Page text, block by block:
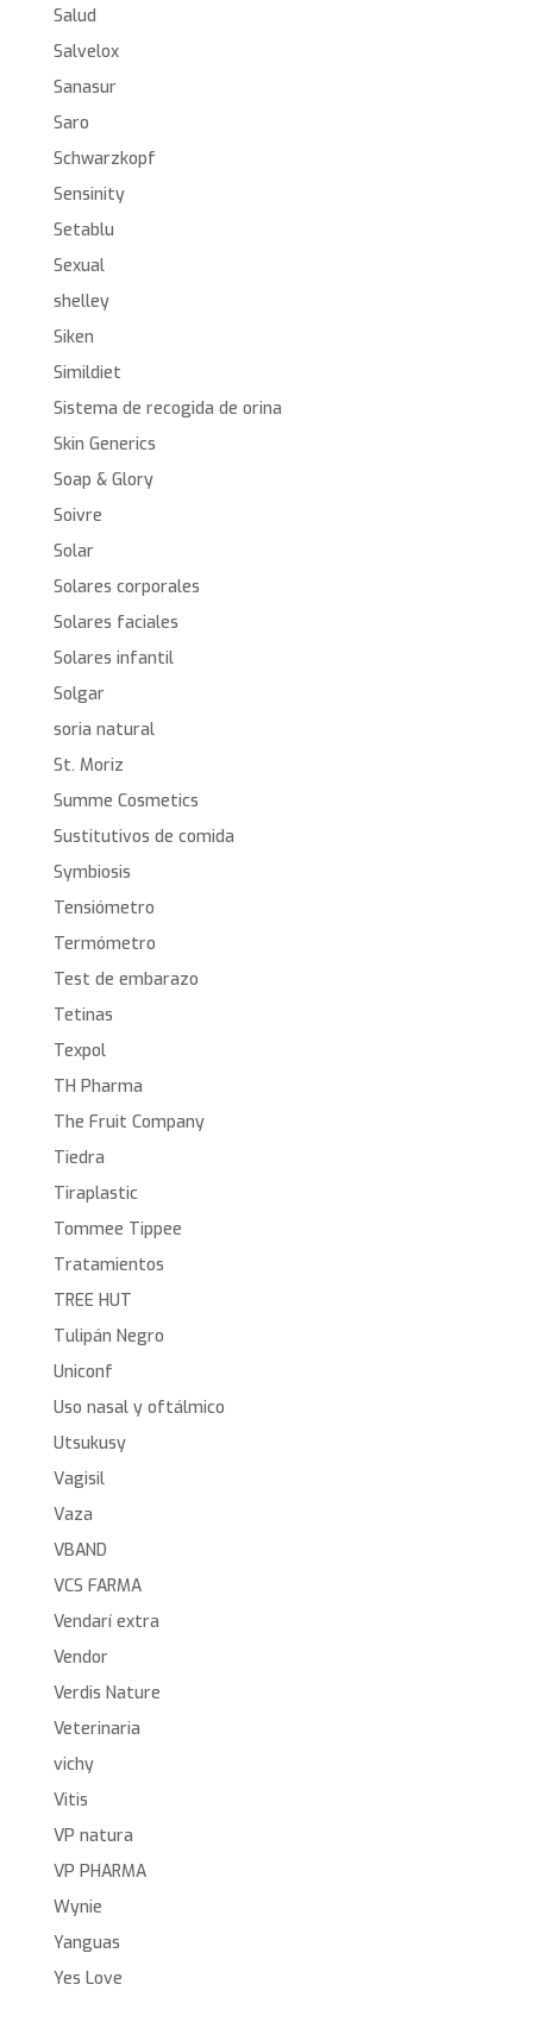
Salud
Salvelox
Sanasur
Saro
Schwarzkopf
Sensinity
Setablu
Sexual
shelley
Siken
Simildiet
Sistema de recogida de orina
Skin Generics
Soap & Glory
Soivre
Solar
Solares corporales
Solares faciales
Solares infantil
Solgar
soria natural
St. Moriz
Summe Cosmetics
Sustitutivos de comida
Symbiosis
Tensiómetro
Termómetro
Test de embarazo
Tetinas
Texpol
TH Pharma
The Fruit Company
Tiedra
Tiraplastic
Tommee Tippee
Tratamientos
TREE HUT
Tulipán Negro
Uniconf
Uso nasal y oftálmico
Utsukusy
Vagisil
Vaza
VBAND
VCS FARMA
Vendarí extra
Vendor
Verdis Nature
Veterinaria
vichy
Vitis
VP natura
VP PHARMA
Wynie
Yanguas
Yes Love